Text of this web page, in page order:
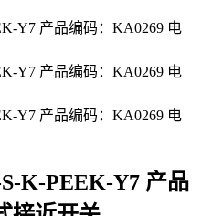
K-PEEK-Y7 产品